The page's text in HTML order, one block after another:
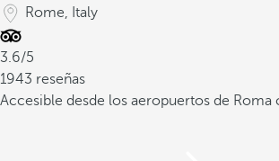
Rome, Italy
3.6/5
1943 reseñas
Accesible desde los aeropuertos de Roma